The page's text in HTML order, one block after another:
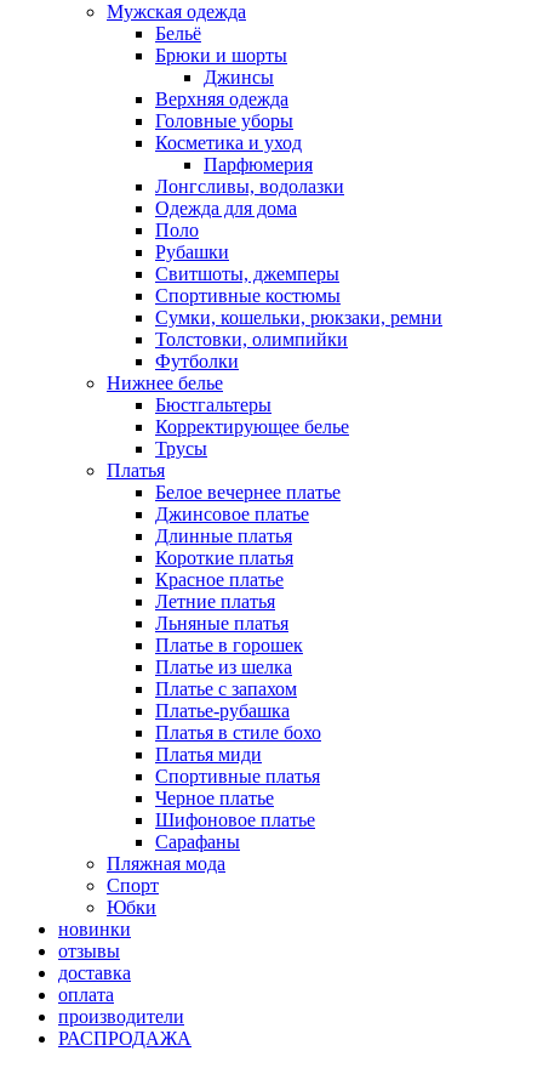
Мужская одежда
Бельё
Брюки и шорты
Джинсы
Верхняя одежда
Головные уборы
Косметика и уход
Парфюмерия
Лонгсливы, водолазки
Одежда для дома
Поло
Рубашки
Свитшоты, джемперы
Спортивные костюмы
Сумки, кошельки, рюкзаки, ремни
Толстовки, олимпийки
Футболки
Нижнее белье
Бюстгальтеры
Корректирующее белье
Трусы
Платья
Белое вечернее платье
Джинсовое платье
Длинные платья
Короткие платья
Красное платье
Летние платья
Льняные платья
Платье в горошек
Платье из шелка
Платье с запахом
Платье-рубашка
Платья в стиле бохо
Платья миди
Спортивные платья
Черное платье
Шифоновое платье
Сарафаны
Пляжная мода
Спорт
Юбки
новинки
отзывы
доставка
оплата
производители
РАСПРОДАЖА